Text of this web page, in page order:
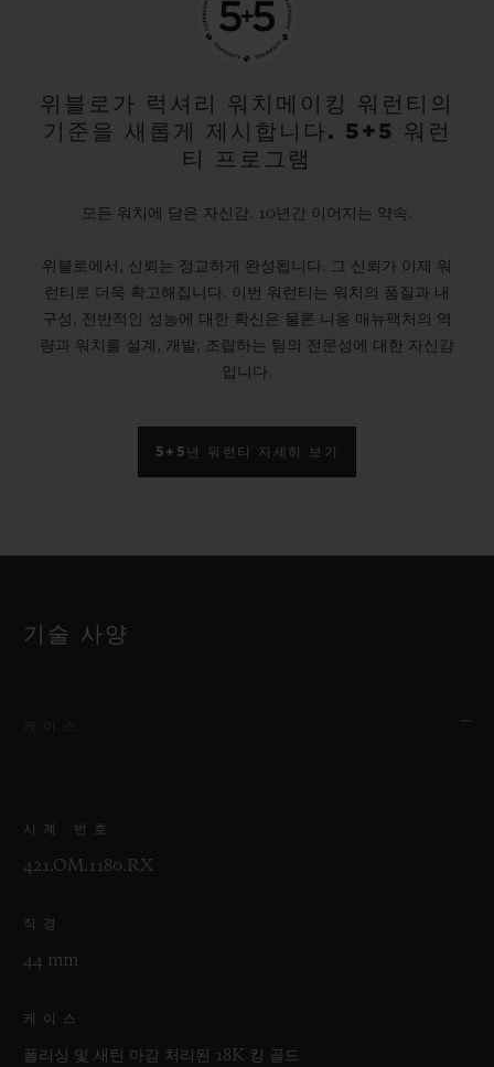
위블로가 럭셔리 워치메이킹 워런티의
기준을 새롭게 제시합니다. 5+5 워런
티 프로그램
모든 워치에 담은 자신감. 10년간 이어지는 약속.
위블로에서, 신뢰는 정교하게 완성됩니다. 그 신뢰가 이제 워
런티로 더욱 확고해집니다. 이번 워런티는 워치의 품질과 내
구성, 전반적인 성능에 대한 확신은 물론 니옹 매뉴팩처의 역
량과 워치를 설계, 개발, 조립하는 팀의 전문성에 대한 자신감
입니다.
5+5년 워런티 자세히 보기
기술 사양
시계 번호
421.OM.1180.RX
직경
44 mm
케이스
폴리싱 및 새틴 마감 처리된 18K 킹 골드